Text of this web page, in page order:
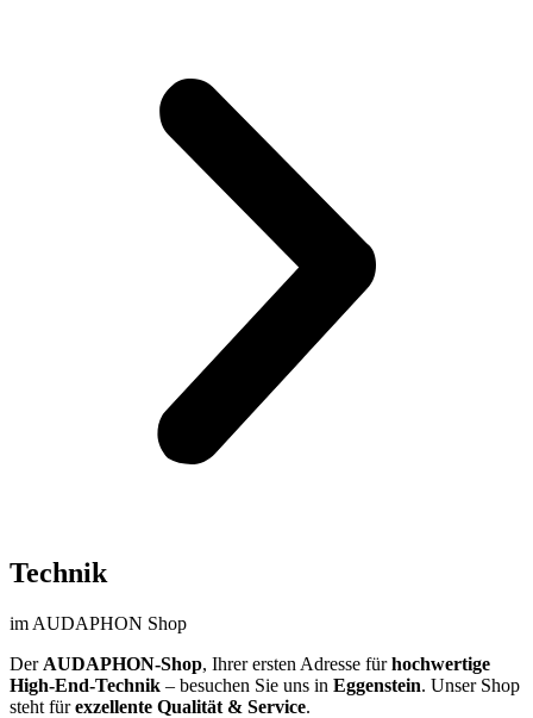
Technik
im AUDAPHON Shop
Der AUDAPHON-Shop, Ihrer ersten Adresse fürhochwertige
High-End-Technik – besuchen Sie uns in Eggenstein. Unser Shop
steht fürexzellente Qualität & Service.